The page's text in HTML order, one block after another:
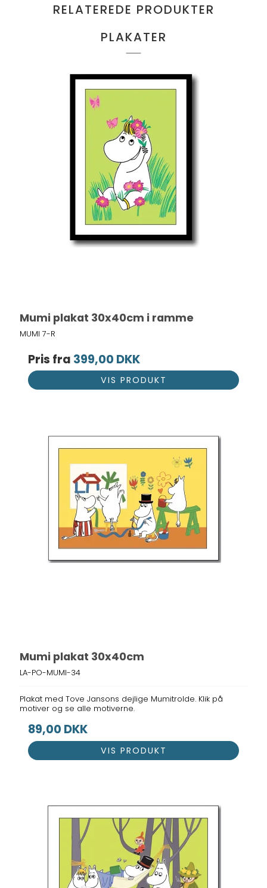
RELATEREDE PRODUKTER
PLAKATER
Mumi plakat 30x40cm i ramme
MUMI 7-R
Pris fra 399,00 DKK
VIS PRODUKT
Mumi plakat 30x40cm
LA-PO-MUMI-34
Plakat med Tove Jansons dejlige Mumitrolde. Klik på
motiver og se alle motiverne.
89,00 DKK
VIS PRODUKT